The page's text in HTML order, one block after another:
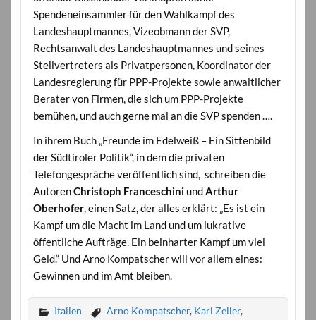
Spendeneinsammler für den Wahlkampf des
Landeshauptmannes, Vizeobmann der SVP,
Rechtsanwalt des Landeshauptmannes und seines
Stellvertreters als Privatpersonen, Koordinator der
Landesregierung für PPP-Projekte sowie anwaltlicher
Berater von Firmen, die sich um PPP-Projekte
bemühen, und auch gerne mal an die SVP spenden ….
In ihrem Buch „Freunde im Edelweiß – Ein Sittenbild
der Südtiroler Politik“, in dem die privaten
Telefongespräche veröffentlich sind, schreiben die
AutorenChristoph FranceschiniundArthur
Oberhofer, einen Satz, der alles erklärt: „Es ist ein
Kampf um die Macht im Land und um lukrative
öffentliche Aufträge. Ein beinharter Kampf um viel
Geld.“ Und Arno Kompatscher will vor allem eines:
Gewinnen und im Amt bleiben.
Italien Arno Kompatscher, Karl Zeller,